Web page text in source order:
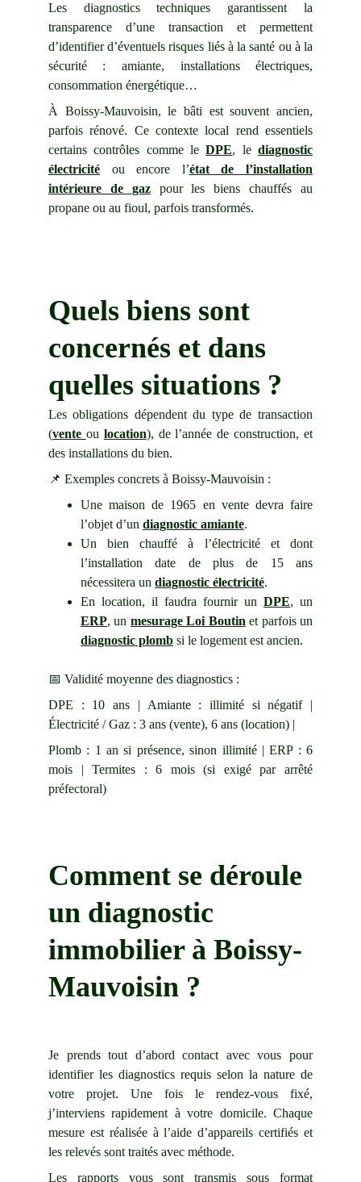
Les diagnostics techniques garantissent la
transparence d’une transaction et permettent
d’identifier d’éventuels risques liés à la santé ou à la
sécurité : amiante, installations électriques,
consommation énergétique…
À Boissy-Mauvoisin, le bâti est souvent ancien,
parfois rénové. Ce contexte local rend essentiels
certains contrôles comme leDPE, le diagnostic
électricité ou encore l’état de l’installation
intérieure de gazpour les biens chauffés au
propane ou au fioul, parfois transformés.
Quels biens sont
concernés et dans
quelles situations ?
Les obligations dépendent du type de transaction
(vente ou location), de l’année de construction, et
des installations du bien.
📌 Exemples concrets à Boissy-Mauvoisin :
Une maison de 1965 en vente devra faire
l’objet d’un diagnostic amiante.
Un bien chauffé à l’électricité et dont
l’installation date de plus de 15 ans
nécessitera un diagnostic électricité.
En location, il faudra fournir un DPE, un
ERP, un mesurage Loi Boutin et parfois un
diagnostic plomb si le logement est ancien.
📅 Validité moyenne des diagnostics :
DPE : 10 ans | Amiante : illimité si négatif |
Électricité /Gaz : 3 ans (vente), 6 ans (location) |
Plomb : 1 an si présence, sinon illimité |ERP : 6
mois |Termites : 6 mois (si exigé par arrêté
préfectoral)
Comment se déroule
un diagnostic
immobilier à Boissy-
Mauvoisin ?
Je prends tout d’abord contact avec vous pour
identifier les diagnostics requis selon la nature de
votre projet. Une fois le rendez-vous fixé,
j’interviens rapidement à votre domicile. Chaque
mesure est réalisée à l’aide d’appareils certifiés et
les relevés sont traités avec méthode.
Les rapports vous sont transmis sous format